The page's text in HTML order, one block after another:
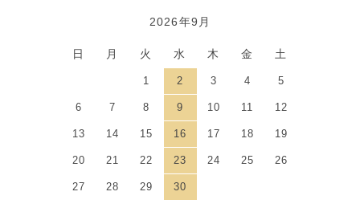
2026年9月
日 月 火 水 木 金 土
1 2 3 4 5
6 7 8 9 10 11 12
13 14 15 16 17 18 19
20 21 22 23 24 25 26
27 28 29 30